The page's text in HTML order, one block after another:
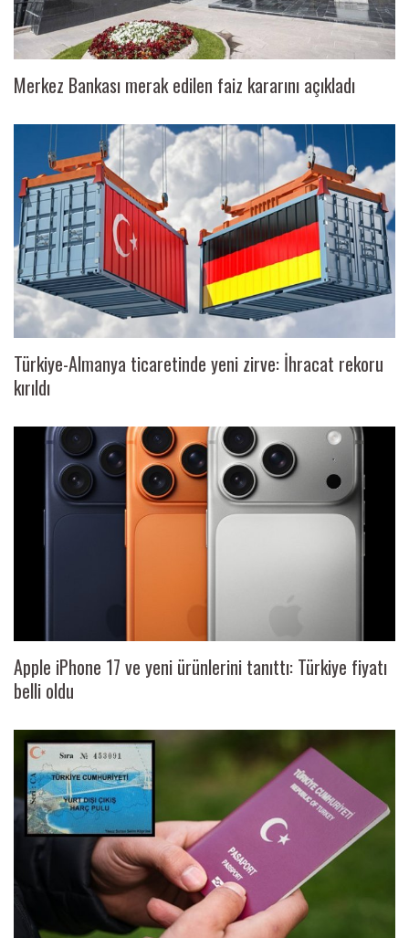
Merkez Bankası merak edilen faiz kararını açıkladı
Türkiye-Almanya ticaretinde yeni zirve: İhracat rekoru
kırıldı
Apple iPhone 17 ve yeni ürünlerini tanıttı: Türkiye fiyatı
belli oldu